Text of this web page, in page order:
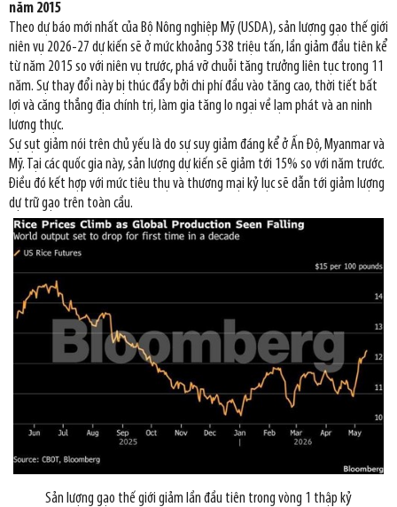
năm 2015
Theo dự báo mới nhất của Bộ Nông nghiệp Mỹ (USDA), sản lượng gạo thế giới
niên vụ 2026-27 dự kiến sẽ ở mức khoảng 538 triệu tấn, lần giảm đầu tiên kể
từ năm 2015 so với niên vụ trước, phá vỡ chuỗi tăng trưởng liên tục trong 11
năm. Sự thay đổi này bị thúc đẩy bởi chi phí đầu vào tăng cao, thời tiết bất
lợi và căng thẳng địa chính trị, làm gia tăng lo ngại về lạm phát và an ninh
lương thực.
Sự sụt giảm nói trên chủ yếu là do sự suy giảm đáng kể ở Ấn Độ, Myanmar và
Mỹ. Tại các quốc gia này, sản lượng dự kiến sẽ giảm tới 15% so với năm trước.
Điều đó kết hợp với mức tiêu thụ và thương mại kỷ lục sẽ dẫn tới giảm lượng
dự trữ gạo trên toàn cầu.
Sản lượng gạo thế giới giảm lần đầu tiên trong vòng 1 thập kỷ